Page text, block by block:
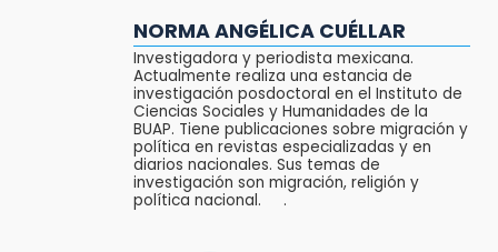
NORMA ANGÉLICA CUÉLLAR
Investigadora y periodista mexicana.
Actualmente realiza una estancia de
investigación posdoctoral en el Instituto de
Ciencias Sociales y Humanidades de la
BUAP. Tiene publicaciones sobre migración y
política en revistas especializadas y en
diarios nacionales. Sus temas de
investigación son migración, religión y
política nacional. .